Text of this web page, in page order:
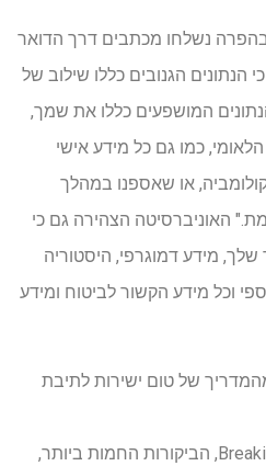
נשלחו מכתבים דרך הדואר
הגנובים כללו שילוב של
המושפעים כללו את שמך,
כמו גם כל מידע אישי
או שאספנו במהלך
האוניברסיטה הצהירה גם כי
מידע דמוגרפי, היסטוריה
וכל מידע הקשור לביטוח ומידע
של טום ישירות לתיבת
קבל גישה מיידית ל- Breaking News, הביקורות החמות ביותר,